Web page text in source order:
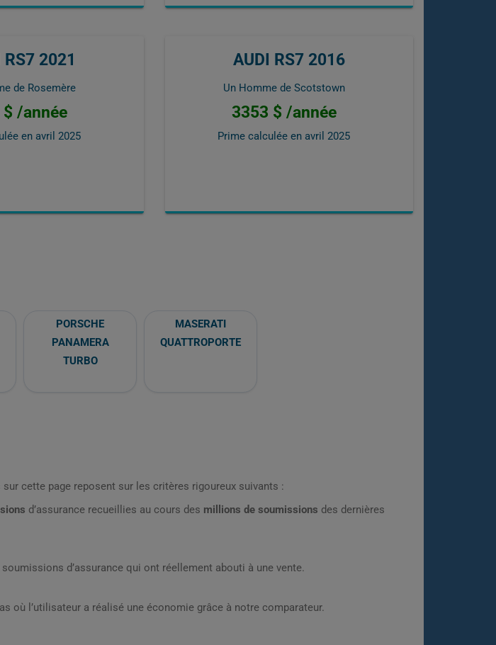
RS7 2021
de Rosemère
/année
en avril 2025
AUDI RS7 2016
Un Homme de Scotstown
3353 $ /année
Prime calculée en avril 2025
PORSCHE
PANAMERA
TURBO
MASERATI
QUATTROPORTE
cette page reposent sur les critères rigoureux suivants :
d’assurance recueillies au cours des millions de soumissions des dernières
d’assurance qui ont réellement abouti à une vente.
où l’utilisateur a réalisé une économie grâce à notre comparateur.